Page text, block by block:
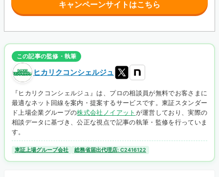
キャンペーンサイトはこちら
この記事の監修・執筆
ヒカリクコンシェルジュ
『ヒカリクコンシェルジュ』は、プロの相談員が無料でお客さまに
最適なネット回線を案内・提案するサービスです。東証スタンダー
ド上場企業グループの株式会社ノイアット が運営しており、実際の
相談データに基づき、公正な視点で記事の執筆・監修を行っていま
す。
東証上場グループ会社 総務省届出代理店: C2416122